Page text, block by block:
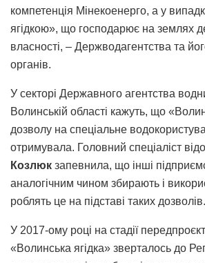
компетенція Мінекоенерго, а у
ягідкою», що господарює на землях
власності, – Держводагентства та
органів.
У секторі Державного агентства
Волинській області кажуть, що
дозволу на спеціальне
отримувала. Головний спеціаліст
Козлюк запевнила, що інші
аналогічним чином збирають і
роблять це на підставі таких дозволів.
У 2017-ому році на стадії
«Волинська ягідка» зверталось до